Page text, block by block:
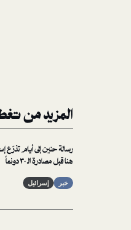
المزيد من
رسالة حنين إلى أيام تذرّع
هنا قبل مصادرة الـ ٣٠ دونماً
خبر إسرائيل